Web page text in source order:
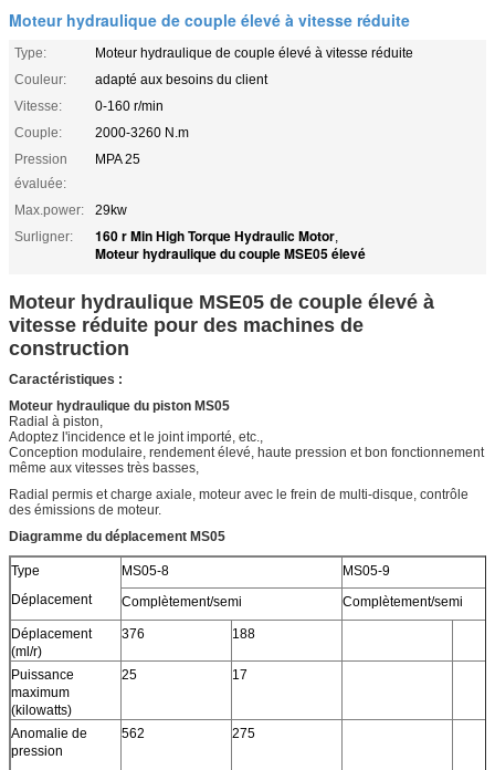
Moteur hydraulique de couple élevé à vitesse réduite
Type:
Moteur hydraulique de couple élevé à vitesse réduite
Couleur:
adapté aux besoins du client
Vitesse:
0-160 r/min
Couple:
2000-3260 N.m
Pression
évaluée:
MPA 25
Max.power:
29kw
Surligner:
160 r Min High Torque Hydraulic Motor,
Moteur hydraulique du couple MSE05 élevé
Moteur hydraulique MSE05 de couple élevé à
vitesse réduite pour des machines de
construction
Caractéristiques :
Moteur hydraulique du piston MS05
Radial à piston,
Adoptez l'incidence et le joint importé, etc.,
Conception modulaire, rendement élevé, haute pression et bon fonctionnement
même aux vitesses très basses,
Radial permis et charge axiale, moteur avec le frein de multi-disque, contrôle
des émissions de moteur.
Diagramme du déplacement MS05
Type
Déplacement
MS05-8
MS05-9
Complètement/semi
Complètement/semi
Déplacement
(ml/r)
376 188
Puissance
maximum
(kilowatts)
25 17
Anomalie de
pression
562 275